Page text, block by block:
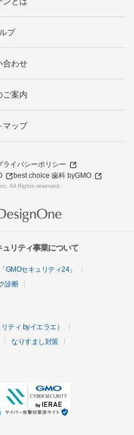
プ
合わせ
ご案内
マップ
ライバシーポリシー
best choice 歯科 byGMO
All Rights reserved.
リティ事業について
GMOセキュリティ24」
診断
ティ byイエラエ）
なりすまし対策